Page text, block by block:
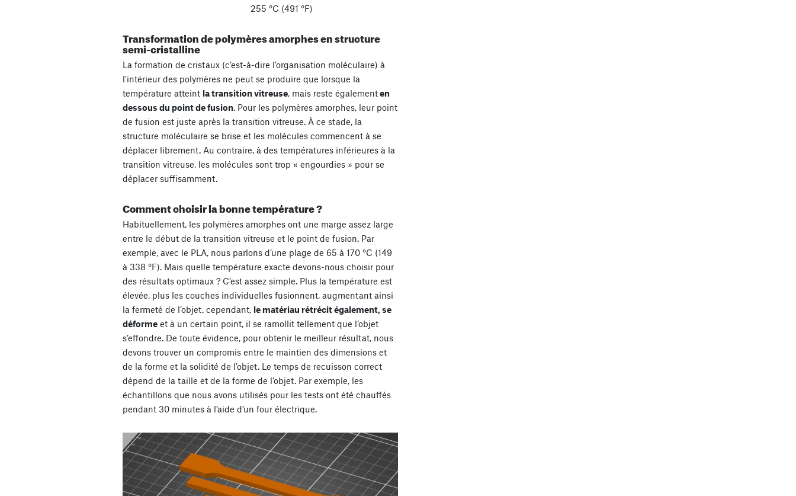
255 °C (491 °F)
Transformation de polymères amorphes en structure
semi-cristalline
La formation de cristaux (c’est-à-dire l’organisation moléculaire) à
l’intérieur des polymères ne peut se produire que lorsque la
température atteint la transition vitreuse , mais reste égalementen
dessous du point de fusion . Pour les polymères amorphes, leur point
de fusion est juste après la transition vitreuse. À ce stade, la
structure moléculaire se brise et les molécules commencent à se
déplacer librement. Au contraire, à des températures inférieures à la
transition vitreuse, les molécules sont trop « engourdies » pour se
déplacer suffisamment.
Comment choisir la bonne température ?
Habituellement, les polymères amorphes ont une marge assez large
entre le début de la transition vitreuse et le point de fusion. Par
exemple, avec le PLA, nous parlons d’une plage de 65 à 170 °C (149
à 338 °F). Mais quelle température exacte devons-nous choisir pour
des résultats optimaux ? C’est assez simple. Plus la température est
élevée, plus les couches individuelles fusionnent, augmentant ainsi
la fermeté de l’objet. cependant, le matériau rétrécit également, se
déforme et à un certain point, il se ramollit tellement que l’objet
s’effondre. De toute évidence, pour obtenir le meilleur résultat, nous
devons trouver un compromis entre le maintien des dimensions et
de la forme et la solidité de l’objet. Le temps de recuisson correct
dépend de la taille et de la forme de l’objet. Par exemple, les
échantillons que nous avons utilisés pour les tests ont été chauffés
pendant 30 minutes à l’aide d’un four électrique.